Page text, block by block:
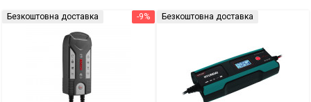
-9%
Безкоштовна доставка Безкоштовна доставка